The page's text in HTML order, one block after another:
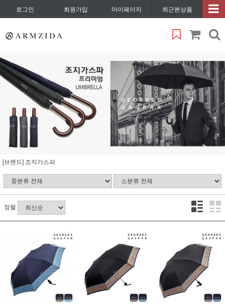
로그인 회원가입 마이페이지 최근본상품
[브랜드] 조지가스파
정렬